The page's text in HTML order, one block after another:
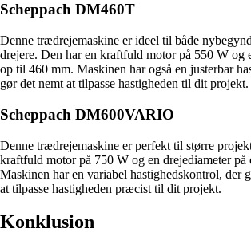
Scheppach DM460T
Denne trædrejemaskine er ideel til både
drejere. Den har en kraftfuld motor på 550 W og
op til 460 mm. Maskinen har også en justerbar
gør det nemt at tilpasse hastigheden til dit projekt.
Scheppach DM600VARIO
Denne trædrejemaskine er perfekt til større
kraftfuld motor på 750 W og en drejediameter på
Maskinen har en variabel hastighedskontrol, der
at tilpasse hastigheden præcist til dit projekt.
Konklusion